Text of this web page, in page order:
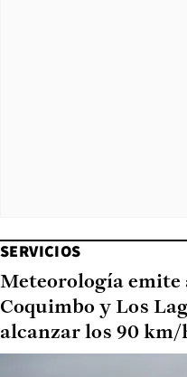
SERVICIOS
Meteorología emite
Coquimbo y Los
alcanzar los 90 km/